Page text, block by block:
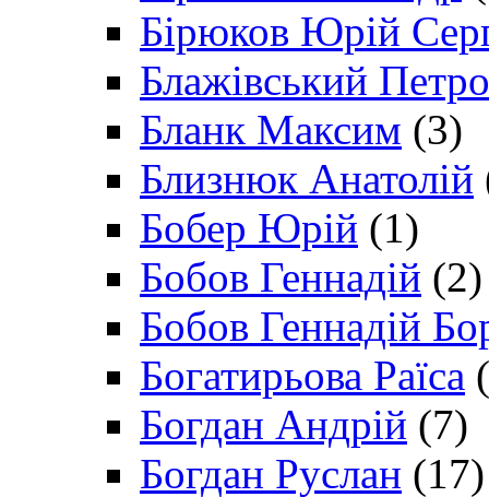
Бірюков Юрій
Блажівський Петро
Бланк Максим (3)
Близнюк Анатолій
Бобер Юрій (1)
Бобов Геннадій (2)
Бобов Геннадій
Богатирьова Раїса
Богдан Андрій (7)
Богдан Руслан (17)